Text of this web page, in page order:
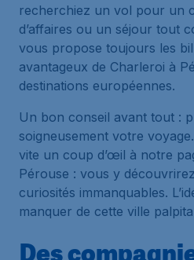
recherchiez un vol pour un
d’affaires ou un séjour tout
vous propose toujours les
avantageux de Charleroi à
destinations européennes.
Un bon conseil avant tout :
soigneusement votre
vite un coup d’œil à notre
Pérouse : vous y
curiosités immanquables.
manquer de cette ville
Des